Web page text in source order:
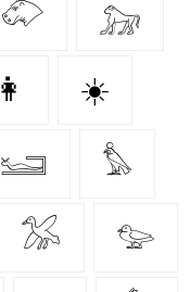
𓄁 𓃷
👩‍ ☀️
𓆒 𓅊
𓅮 𓅰